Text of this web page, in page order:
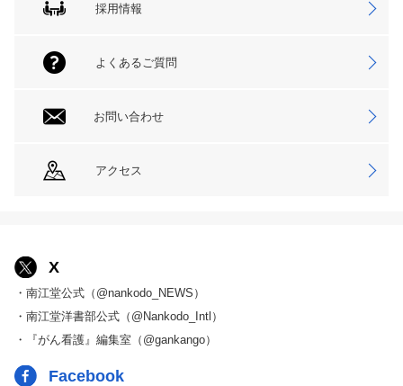
採用情報
よくあるご質問
お問い合わせ
アクセス
X
・南江堂公式（@nankodo_NEWS）
・南江堂洋書部公式（@Nankodo_Intl）
・『がん看護』編集室（@gankango）
Facebook